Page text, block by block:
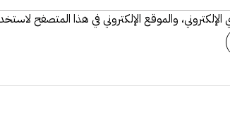
والموقع الإلكتروني في هذا المتصفح